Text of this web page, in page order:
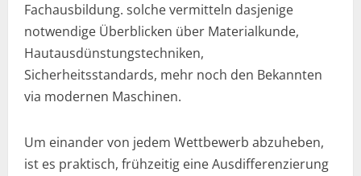
Fachausbildung. solche vermitteln dasjenige
notwendige Überblicken über Materialkunde,
Hautausdünstungstechniken,
Sicherheitsstandards, mehr noch den Bekannten
via modernen Maschinen.
Um einander von jedem Wettbewerb abzuheben,
ist es praktisch, frühzeitig eine Ausdifferenzierung